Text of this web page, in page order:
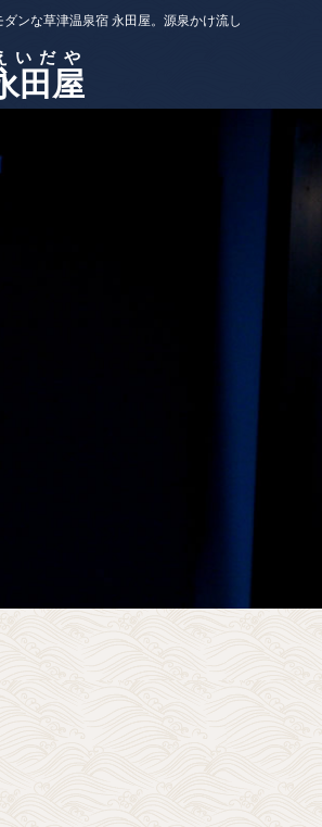
ンな草津温泉宿 永田屋。源泉かけ流し
田屋
いだや